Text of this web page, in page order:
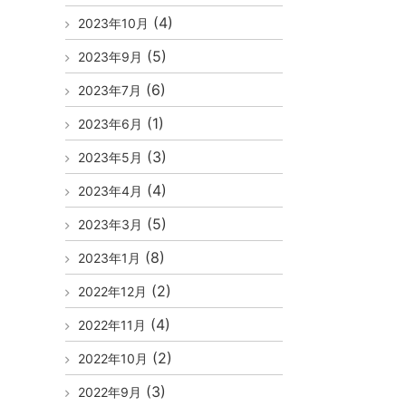
2023年10月 (4)
2023年9月 (5)
2023年7月 (6)
2023年6月 (1)
2023年5月 (3)
2023年4月 (4)
2023年3月 (5)
2023年1月 (8)
2022年12月 (2)
2022年11月 (4)
2022年10月 (2)
2022年9月 (3)